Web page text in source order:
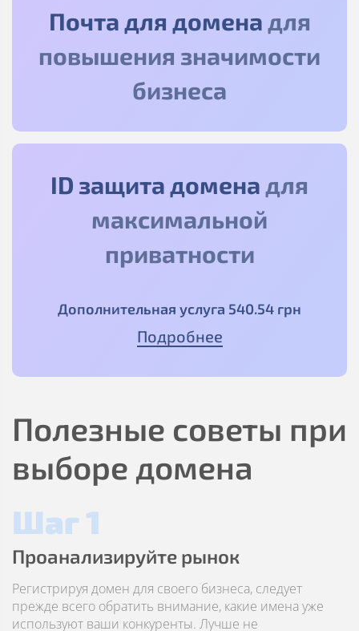
Почта для доменадля
повышения значимости
бизнеса
ID защита доменадля
максимальной
приватности
Дополнительная услуга 540.54 грн
Подробнее
Полезные советы при
выборе домена
Шаг 1
Проанализируйте рынок
Регистрируя домен для своего бизнеса, следует
прежде всего обратить внимание, какие имена уже
используют ваши конкуренты. Лучше не